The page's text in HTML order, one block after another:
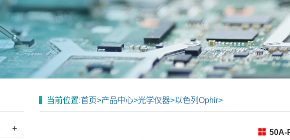
当前位置:首页>产品中心>光学仪器>以色列Ophir>
50A-
+